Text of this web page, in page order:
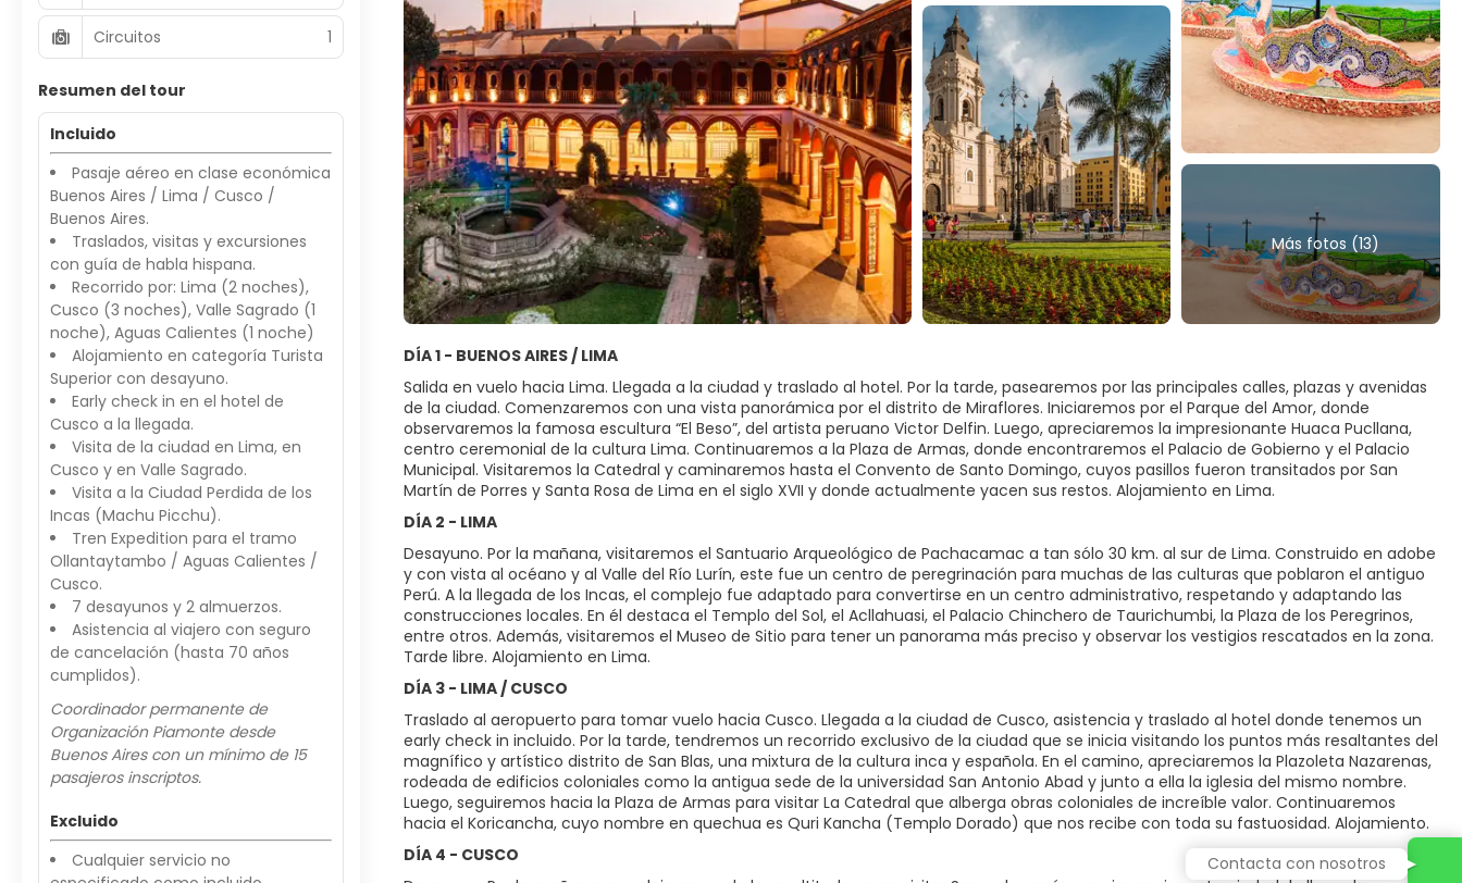
Más fotos (13)
DÍA 1 - BUENOS AIRES / LIMA
Salida en vuelo hacia Lima. Llegada a la ciudad y traslado al hotel. Por la tarde, pasearemos por las principales calles, plazas y avenidas
de la ciudad. Comenzaremos con una vista panorámica por el distrito de Miraflores. Iniciaremos por el Parque del Amor, donde
observaremos la famosa escultura “El Beso”, del artista peruano Victor Delfin. Luego, apreciaremos la impresionante Huaca Pucllana,
centro ceremonial de la cultura Lima. Continuaremos a la Plaza de Armas, donde encontraremos el Palacio de Gobierno y el Palacio
Municipal. Visitaremos la Catedral y caminaremos hasta el Convento de Santo Domingo, cuyos pasillos fueron transitados por San
Martín de Porres y Santa Rosa de Lima en el siglo XVII y donde actualmente yacen sus restos. Alojamiento en Lima.
DÍA 2 - LIMA
Desayuno. Por la mañana, visitaremos el Santuario Arqueológico de Pachacamac a tan sólo 30 km. al sur de Lima. Construido en adobe
y con vista al océano y al Valle del Río Lurín, este fue un centro de peregrinación para muchas de las culturas que poblaron el antiguo
Perú. A la llegada de los Incas, el complejo fue adaptado para convertirse en un centro administrativo, respetando y adaptando las
construcciones locales. En él destaca el Templo del Sol, el Acllahuasi, el Palacio Chinchero de Taurichumbi, la Plaza de los Peregrinos,
entre otros. Además, visitaremos el Museo de Sitio para tener un panorama más preciso y observar los vestigios rescatados en la zona.
Tarde libre. Alojamiento en Lima.
DÍA 3 - LIMA / CUSCO
Traslado al aeropuerto para tomar vuelo hacia Cusco. Llegada a la ciudad de Cusco, asistencia y traslado al hotel donde tenemos un
early check in incluido. Por la tarde, tendremos un recorrido exclusivo de la ciudad que se inicia visitando los puntos más resaltantes del
magnífico y artístico distrito de San Blas, una mixtura de la cultura inca y española. En el camino, apreciaremos la Plazoleta Nazarenas,
rodeada de edificios coloniales como la antigua sede de la universidad San Antonio Abad y junto a ella la iglesia del mismo nombre.
Luego, seguiremos hacia la Plaza de Armas para visitar La Catedral que alberga obras coloniales de increíble valor. Continuaremos
hacia el Koricancha, cuyo nombre en quechua es Quri Kancha (Templo Dorado) que nos recibe con toda su fastuosidad. Alojamiento.
DÍA 4 - CUSCO
Circuitos 1
Resumen del tour
Incluido
Pasaje aéreo en clase económica
Buenos Aires / Lima / Cusco /
Buenos Aires.
Traslados, visitas y excursiones
con guía de habla hispana.
Recorrido por: Lima (2 noches),
Cusco (3 noches), Valle Sagrado (1
noche), Aguas Calientes (1 noche)
Alojamiento en categoría Turista
Superior con desayuno.
Early check in en el hotel de
Cusco a la llegada.
Visita de la ciudad en Lima, en
Cusco y en Valle Sagrado.
Visita a la Ciudad Perdida de los
Incas (Machu Picchu).
Tren Expedition para el tramo
Ollantaytambo / Aguas Calientes /
Cusco.
7 desayunos y 2 almuerzos.
Asistencia al viajero con seguro
de cancelación (hasta 70 años
cumplidos).
Coordinador permanente de
Organización Piamonte desde
Buenos Aires con un mínimo de 15
pasajeros inscriptos.
Excluido
Cualquier servicio no
Contacta con nosotros